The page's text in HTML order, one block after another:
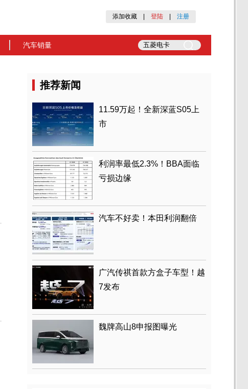
添加收藏 登陆 注册
汽车销量
推荐新闻
11.59万起！全新深蓝S05上
市
利润率最低2.3%！BBA面临
亏损边缘
汽车不好卖！本田利润翻倍
广汽传祺首款方盒子车型！越
7发布
魏牌高山8申报图曝光